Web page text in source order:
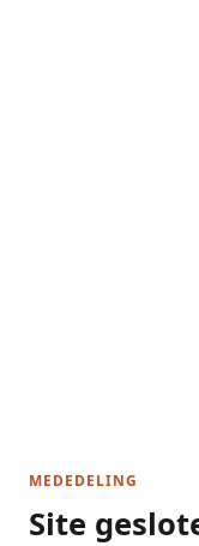
MEDEDELING
Site